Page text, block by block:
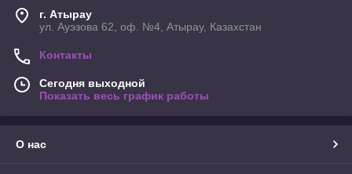
г. Атырау
ул. Ауэзова 62, оф. №4, Атырау, Казахстан
Контакты
Сегодня выходной
Показать весь график работы
О нас